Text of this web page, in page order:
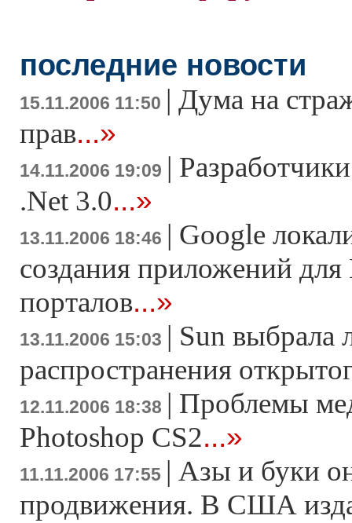
последние новости
15.11.2006 11:50 | Дума на
прав...»
14.11.2006 19:09 |
.Net 3.0...»
13.11.2006 18:46 | Google
создания приложений для
порталов...»
13.11.2006 15:03 | Sun выбрала
распространения
12.11.2006 18:38 | Проблемы
Photoshop CS2...»
11.11.2006 17:55 | Азы и буки
продвижения. В США